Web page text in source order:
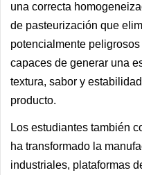
una correcta
de pasteurización que
potencialmente
capaces de generar una
textura, sabor y
producto.
Los estudiantes también
ha transformado la
industriales, plataformas